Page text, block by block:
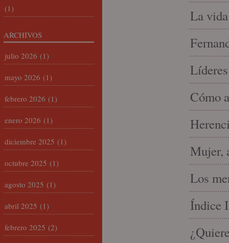
La
Cómo
Mujer,
Los
Índice
(1)
ARCHIVOS
julio 2026 (1)
mayo 2026 (1)
febrero 2026 (1)
enero 2026 (1)
diciembre 2025 (1)
octubre 2025 (1)
agosto 2025 (1)
abril 2025 (1)
febrero 2025 (2)